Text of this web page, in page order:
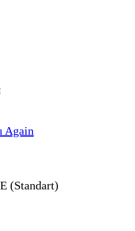
Again
(Standart)